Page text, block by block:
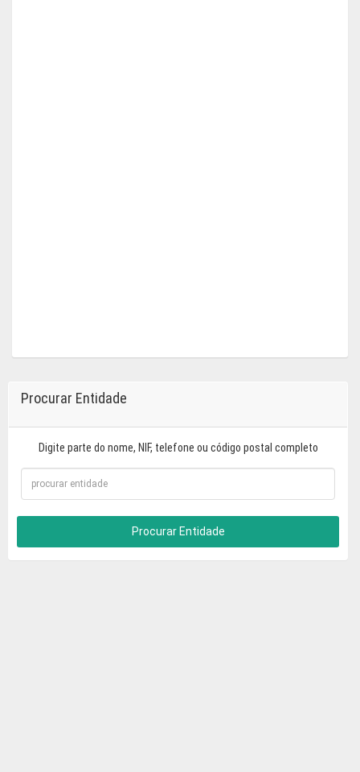
Procurar Entidade
Digite parte do nome, NIF, telefone ou código postal completo
Procurar Entidade